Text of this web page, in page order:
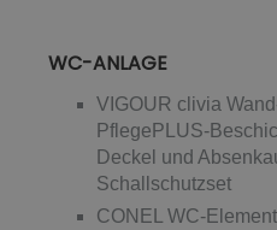
WC-ANLAGE
VIGOUR clivia
PflegePLUS-
Deckel und
Schallschutzset
CONEL WC-